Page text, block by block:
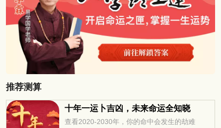
推荐测算
十年一运卜吉凶，未来命运全知晓
查看2020-2030年，你的命中会发生的劫难